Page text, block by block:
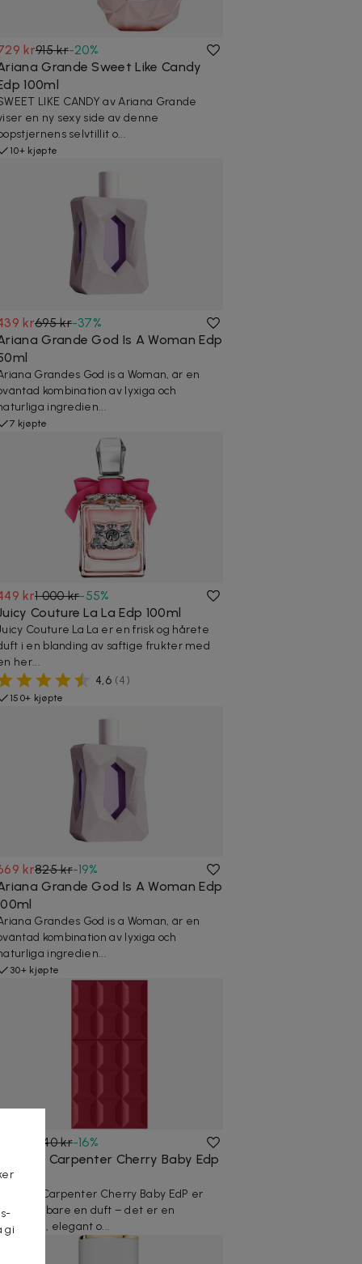
kr915 kr-20%
Grande Sweet Like Candy
100ml
LIKE CANDY av Ariana Grande
en ny sexy side av denne
selvtillit o...
10+ kjøpte
kr695 kr-37%
Grande God Is A Woman Edp
Grandes God is a Woman, är en
kombination av lyxiga och
ingredien...
7 kjøpte
kr1 000 kr-55%
Couture La La Edp 100ml
Couture La La er en frisk og hårete
i en blanding av saftige frukter med
her...
4,6 (4)
150+ kjøpte
kr825 kr-19%
Grande God Is A Woman Edp
Grandes God is a Woman, är en
kombination av lyxiga och
ingredien...
30+ kjøpte
440 kr-16%
Carpenter Cherry Baby Edp
Carpenter Cherry Baby EdP er
enn bare en duft – det er en
elegant o...
gi